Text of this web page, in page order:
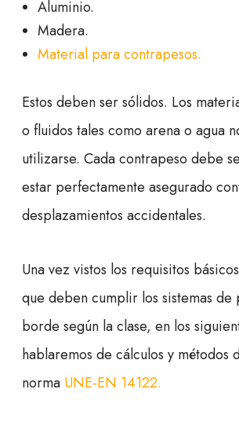
Aluminio.
Madera.
Material para contrapesos.
Estos deben ser sólidos. Los
o fluidos tales como arena o agua
utilizarse. Cada contrapeso debe
estar perfectamente asegurado
desplazamientos accidentales.
Una vez vistos los requisitos
que deben cumplir los sistemas
borde según la clase, en los
hablaremos de cálculos y métodos
norma UNE-EN 14122.